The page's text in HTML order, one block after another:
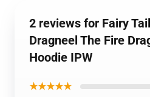
2 reviews for Fairy
Dragneel The Fire
Hoodie IPW
★★★★★